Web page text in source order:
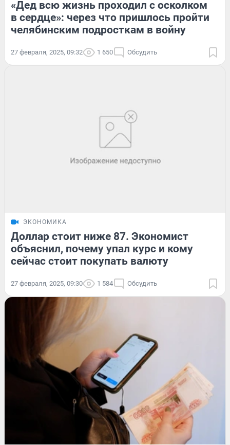
«Дед всю жизнь проходил с осколком
в сердце»: через что пришлось пройти
челябинским подросткам в войну
27 февраля, 2025, 09:32 1 650 Обсудить
ЭКОНОМИКА
Доллар стоит ниже 87. Экономист
объяснил, почему упал курс и кому
сейчас стоит покупать валюту
27 февраля, 2025, 09:30 1 584 Обсудить